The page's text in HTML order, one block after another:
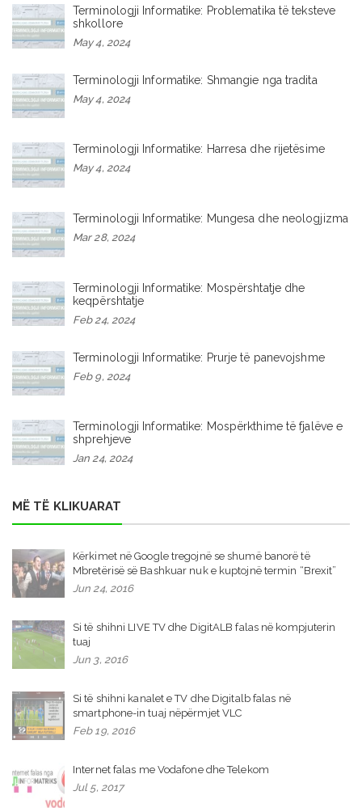
Terminologji Informatike: Problematika të teksteve
shkollore
May 4, 2024
Terminologji Informatike: Shmangie nga tradita
May 4, 2024
Terminologji Informatike: Harresa dhe rijetësime
May 4, 2024
Terminologji Informatike: Mungesa dhe neologjizma
Mar 28, 2024
Terminologji Informatike: Mospërshtatje dhe
keqpërshtatje
Feb 24, 2024
Terminologji Informatike: Prurje të panevojshme
Feb 9, 2024
Terminologji Informatike: Mospërkthime të fjalëve e
shprehjeve
Jan 24, 2024
MË TË KLIKUARAT
Kërkimet në Google tregojnë se shumë banorë të
Mbretërisë së Bashkuar nuk e kuptojnë termin “Brexit”
Jun 24, 2016
Si të shihni LIVE TV dhe DigitALB falas në kompjuterin
tuaj
Jun 3, 2016
Si të shihni kanalet e TV dhe Digitalb falas në
smartphone-in tuaj nëpërmjet VLC
Feb 19, 2016
Internet falas me Vodafone dhe Telekom
Jul 5, 2017